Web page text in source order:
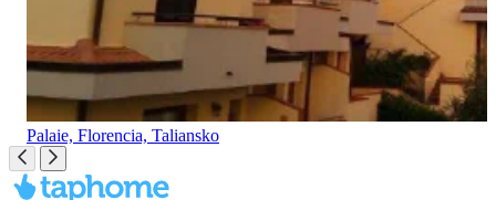
Palaie, Florencia, Taliansko